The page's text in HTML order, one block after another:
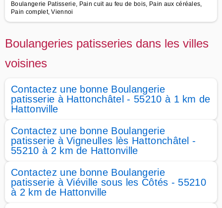
Boulangerie Patisserie, Pain cuit au feu de bois, Pain aux céréales,
Pain complet, Viennoi
Boulangeries patisseries dans les villes
voisines
Contactez une bonne Boulangerie
patisserie à Hattonchâtel - 55210 à 1 km de
Hattonville
Contactez une bonne Boulangerie
patisserie à Vigneulles lès Hattonchâtel -
55210 à 2 km de Hattonville
Contactez une bonne Boulangerie
patisserie à Viéville sous les Côtés - 55210
à 2 km de Hattonville